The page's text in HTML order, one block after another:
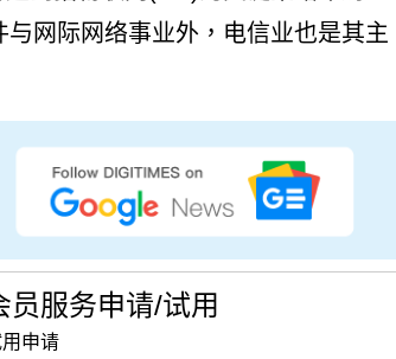
网际网络事业外，电信业也是其主
员服务申请/试用
申请